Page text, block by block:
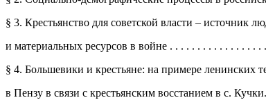
§ 3. Крестьянство для советской власти – источник
и материальных ресурсов в войне . . . . . . . . . . . . . . . . .
§ 4. Большевики и крестьяне: на примере ленинских
в Пензу в связи с крестьянским восстанием в с.